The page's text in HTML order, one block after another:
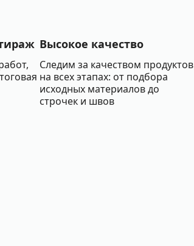
Высокое качество
Cледим за качеством продуктов
на всех этапах: от подбора
исходных материалов до
строчек и швов